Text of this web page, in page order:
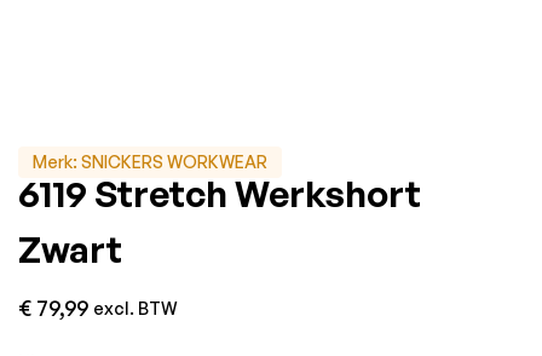
Merk: SNICKERS WORKWEAR
6119 Stretch Werkshort
Zwart
€ 79,99 excl. BTW